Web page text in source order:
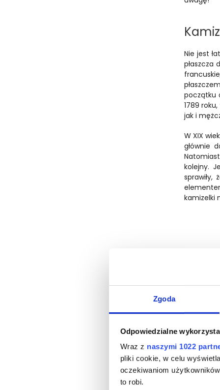
Zgoda
Odpowiedzialne
Wraz z naszymi 1022
pliki cookie, w celu
oczekiwaniom
to robi.
Nie jest
płaszcza
początku
1789
jak i
W XIX
głównie
kolejny.
kamizelki